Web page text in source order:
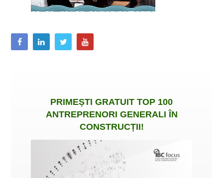
PRIMEȘTI GRATUIT TOP 100
ANTREPRENORI GENERALI ÎN
CONSTRUCȚII!